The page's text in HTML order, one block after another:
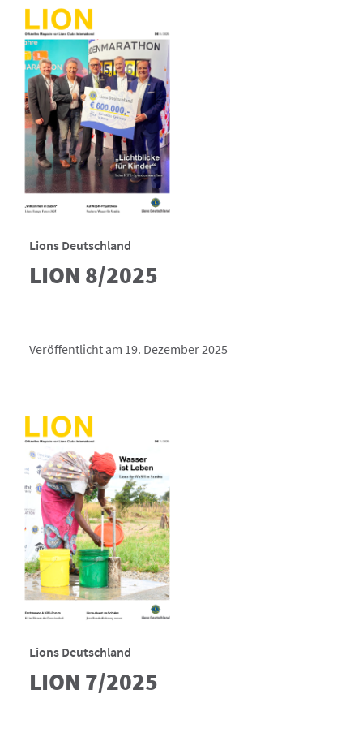
Lions Deutschland
LION 8/2025
Veröffentlicht am 19. Dezember 2025
Lions Deutschland
LION 7/2025